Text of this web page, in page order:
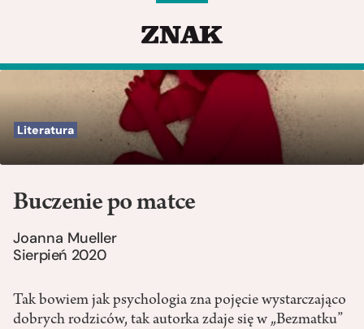
Literatura
Buczenie po matce
Joanna Mueller
Sierpień 2020
Tak bowiem jak psychologia zna pojęcie wystarczająco
dobrych rodziców, tak autorka zdaje się w „Bezmatku”